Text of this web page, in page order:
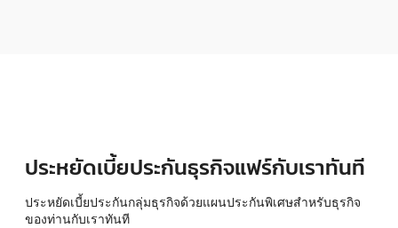
ประหยัดเบี้ยประกันธุรกิจแฟร์กับเราทันที
ประหยัดเบี้ยประกันกลุ่มธุรกิจด้วยแผนประกันพิเศษสำหรับธุรกิจ
ของท่านกับเราทันที